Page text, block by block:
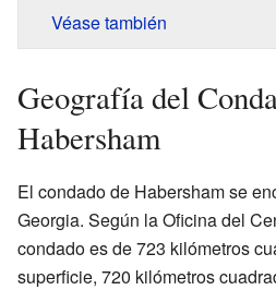
Véase también
Geografía del
Habersham
El condado de Habersham se
Georgia. Según la Oficina del
condado es de 723 kilómetros
superficie, 720 kilómetros